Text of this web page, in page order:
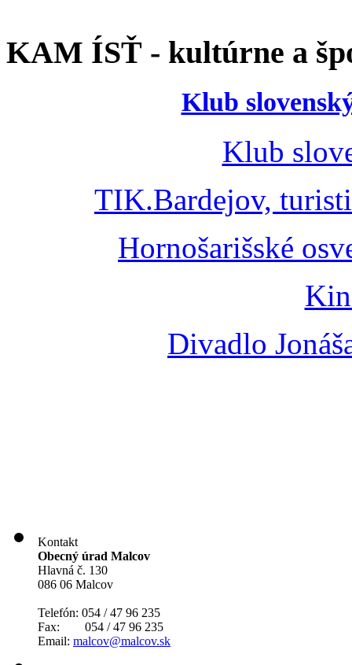
KAM ÍSŤ - kultúrne a
Klub
Klub
TIK.Bardejov,
Hornošarišské
Divadlo
Kontakt
Obecný úrad Malcov
Hlavná č. 130
086 06 Malcov
Telefón: 054 / 47 96 235
Fax: 054 / 47 96 235
Email: malcov@malcov.sk